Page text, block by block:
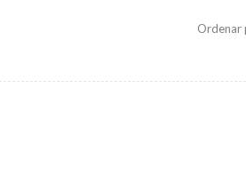
Ordenar